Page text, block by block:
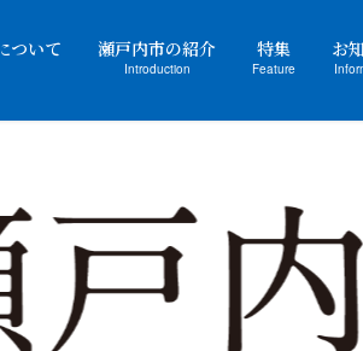
ついて 瀬戸内市の紹介
Introduction
特集
Feature
お